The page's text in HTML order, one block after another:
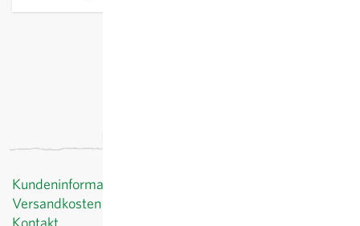
Kundeninformationen
Versandkosten